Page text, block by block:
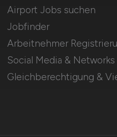
Airport Jobs suchen
Jobfinder
Arbeitnehmer
Social Media & Networks
Gleichberechtigung &